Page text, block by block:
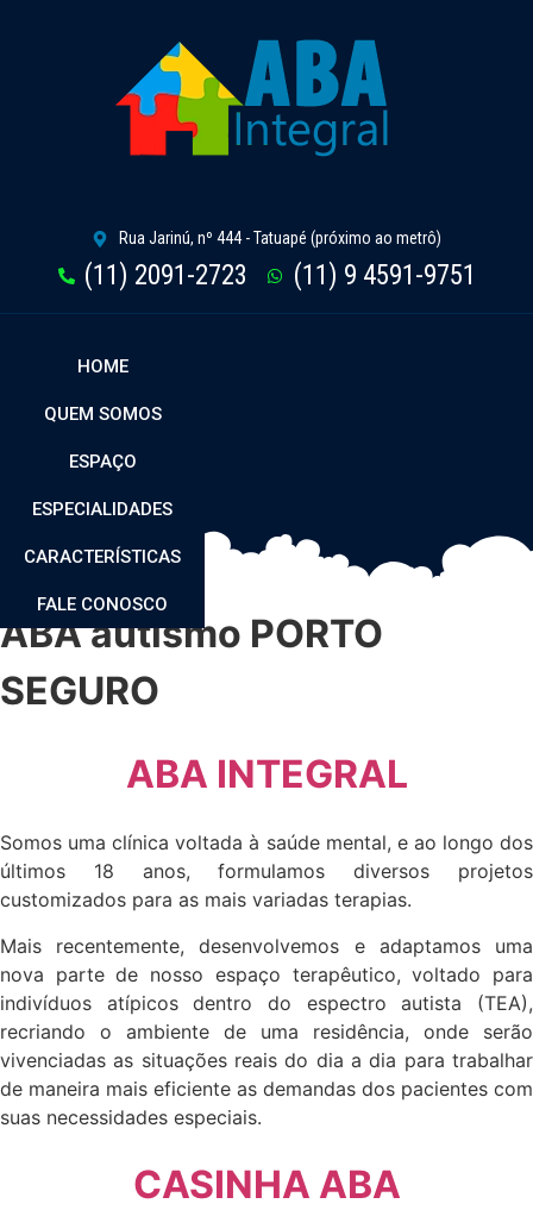
Rua Jarinú, nº 444 - Tatuapé (próximo ao metrô)
(11) 2091-2723 (11) 9 4591-9751
HOME
QUEM SOMOS
ESPAÇO
ESPECIALIDADES
CARACTERÍSTICAS
FALE CONOSCO
ABA autismo PORTO
SEGURO
ABA INTEGRAL
Somos uma clínica voltada à saúde mental, e ao longo dos
últimos 18 anos, formulamos diversos projetos
customizados para as mais variadas terapias.
Mais recentemente, desenvolvemos e adaptamos uma
nova parte de nosso espaço terapêutico, voltado para
indivíduos atípicos dentro do espectro autista (TEA),
recriando o ambiente de uma residência, onde serão
vivenciadas as situações reais do dia a dia para trabalhar
de maneira mais eficiente as demandas dos pacientes com
suas necessidades especiais.
CASINHA ABA